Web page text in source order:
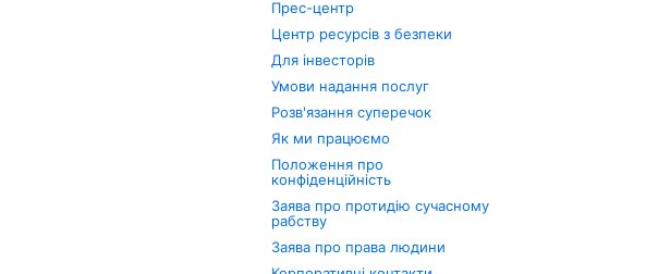
Прес-центр
Центр ресурсів з безпеки
Для інвесторів
Умови надання послуг
Розв'язання суперечок
Як ми працюємо
Положення про
конфіденційність
Заява про протидію сучасному
рабству
Заява про права людини